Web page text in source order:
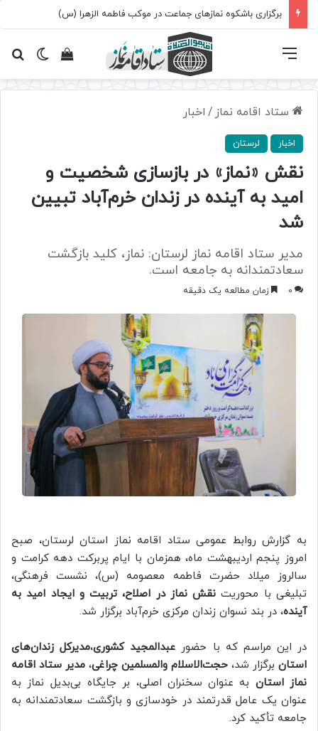
برگزاری باشکوه نمازهای جماعت در موکب فاطمه الزهرا (س)
تغییرمشاهده فهرست
ستاد اقامه نماز / اخبار
اخبار لرستان
نقش «نماز» در بازسازی شخصیت و
امید به آینده در زندان خرم‌آباد تبیین
شد
مدیر ستاد اقامه نماز لرستان: نماز، کلید بازگشت
سعادتمندانه به جامعه است.
0 زمان مطالعه یک دقیقه
به گزارش روابط عمومی ستاد اقامه نماز استان لرستان، صبح
امروز پنجم اردیبهشت ماه، همزمان با ایام پربرکت دهه کرامت و
سالروز میلاد حضرت فاطمه معصومه (س)، نشست فرهنگی،
تبلیغی با محوریت نقش نماز در اصلاح، تربیت و ایجاد امید به
آینده، در بند نسوان زندان مرکزی خرم‌آباد برگزار شد.
در این مراسم که با حضور عبدالمجید کشوری،مدیرکل زندان‌های
استان برگزار شد، حجت‌الاسلام والمسلمین چراغی، مدیر ستاد اقامه
نماز استان به عنوان سخنران اصلی، بر جایگاه بی‌بدیل نماز به
عنوان یک عامل قدرتمند در خودسازی و بازگشت سعادتمندانه به
جامعه تأکید کرد.